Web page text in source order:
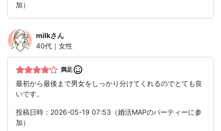
加）
milkさん
40代｜女性
満足
最初から最後まで男女をしっかり分けてくれるのでとても良
いです。
投稿日時：2026-05-19 07:53（婚活MAPのパーティーに参
加）